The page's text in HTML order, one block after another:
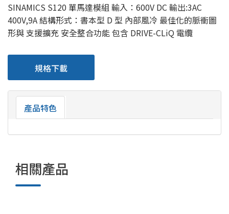
SINAMICS S120 單馬達模組 輸入：600V DC 輸出:3AC
400V,9A 結構形式：書本型 D 型 內部風冷 最佳化的脈衝圖
形與 支援擴充 安全整合功能 包含 DRIVE-CLiQ 電纜
規格下載
產品特色
相關產品